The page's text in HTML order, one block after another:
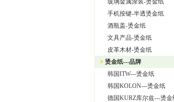
玻璃金属涂装-烫金纸
手机按键-半透烫金纸
酒瓶盖-烫金纸
文具产品-烫金纸
皮革木材-烫金纸
> 烫金纸---品牌
韩国ITW---烫金纸
韩国KOLON---烫金纸
德国KURZ库尔兹---烫金